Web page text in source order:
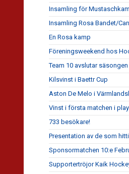
Insamling för
Insamling Rosa Bandet/
En Rosa kamp
Föreningsweekend hos
Team 10 avslutar
Kilsvinst i Baettr Cup
Aston De Melo i
Vinst i första matchen i
733 besökare!
Presentation av de som
Sponsormatchen 10:e
Supportertröjor Kaik